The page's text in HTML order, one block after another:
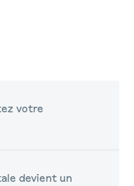
votre
devient un